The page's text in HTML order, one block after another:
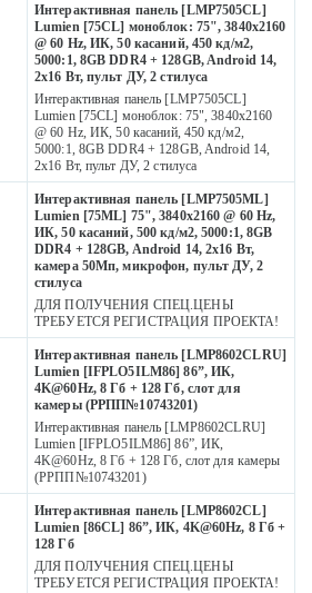
Интерактивная панель [LMP7505CL]
Lumien [75CL] моноблок: 75", 3840x2160
@ 60 Hz, ИК, 50 касаний, 450 кд/м2,
5000:1, 8GB DDR4 + 128GB, Android 14,
2x16 Вт, пульт ДУ, 2 стилуса
Интерактивная панель [LMP7505CL]
Lumien [75CL] моноблок: 75", 3840x2160
@ 60 Hz, ИК, 50 касаний, 450 кд/м2,
5000:1, 8GB DDR4 + 128GB, Android 14,
2x16 Вт, пульт ДУ, 2 стилуса
Интерактивная панель [LMP7505ML]
Lumien [75ML] 75", 3840x2160 @ 60 Hz,
ИК, 50 касаний, 500 кд/м2, 5000:1, 8GB
DDR4 + 128GB, Android 14, 2x16 Вт,
камера 50Мп, микрофон, пульт ДУ, 2
стилуса
ДЛЯ ПОЛУЧЕНИЯ СПЕЦ.ЦЕНЫ
ТРЕБУЕТСЯ РЕГИСТРАЦИЯ ПРОЕКТА!
Интерактивная панель [LMP8602CLRU]
Lumien [IFPLO5ILM86] 86”, ИК,
4K@60Hz, 8 Гб + 128 Гб, слот для
камеры (РРПП№10743201)
Интерактивная панель [LMP8602CLRU]
Lumien [IFPLO5ILM86] 86”, ИК,
4K@60Hz, 8 Гб + 128 Гб, слот для камеры
(РРПП№10743201)
Интерактивная панель [LMP8602CL]
Lumien [86CL] 86”, ИК, 4K@60Hz, 8 Гб +
128 Гб
ДЛЯ ПОЛУЧЕНИЯ СПЕЦ.ЦЕНЫ
ТРЕБУЕТСЯ РЕГИСТРАЦИЯ ПРОЕКТА!